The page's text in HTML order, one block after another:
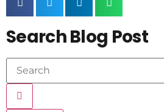
Search Blog Post